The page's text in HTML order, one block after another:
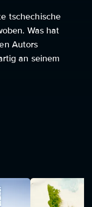
tschechische
Was hat
Autors
an seinem